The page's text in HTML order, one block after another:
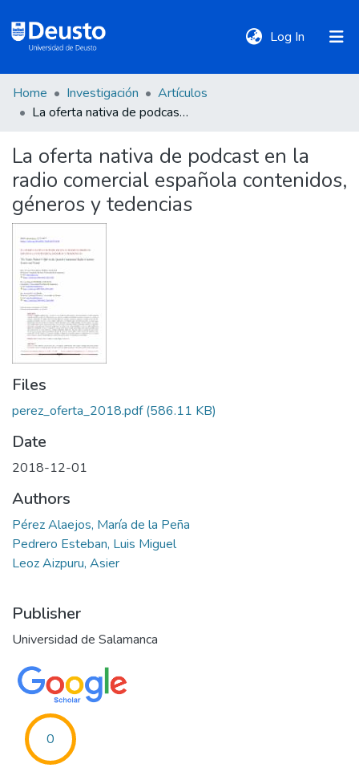
Log In (current)
DeustoTeka
Communities
&
Collections
All of DSpace
Statistics
Policies
Home Investigación
Artículos
La oferta nativa de podcast en la radio comercial española contenidos, géneros y tedencias
La oferta nativa de podcast en la
radio comercial española contenidos,
géneros y tedencias
Files
perez_oferta_2018.pdf(586.11 KB)
Date
2018-12-01
Authors
Pérez Alaejos, María de la Peña
Pedrero Esteban, Luis Miguel
Leoz Aizpuru, Asier
Publisher
Universidad de Salamanca
0